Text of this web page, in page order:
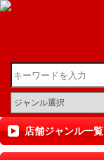
店舗ジャンル一覧